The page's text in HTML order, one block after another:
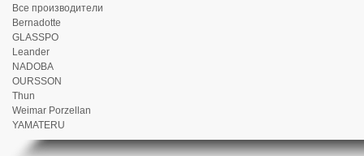
Все производители
Bernadotte
GLASSPO
Leander
NADOBA
OURSSON
Thun
Weimar Porzellan
YAMATERU